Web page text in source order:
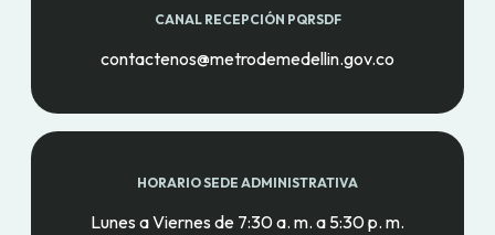
CANAL RECEPCIÓN PQRSDF
contactenos@metrodemedellin.gov.co
HORARIO SEDE ADMINISTRATIVA
Lunes a Viernes de 7:30 a. m. a 5:30 p. m.